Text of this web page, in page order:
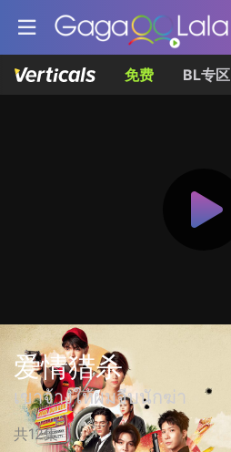
免费 BL专区
爱情猎杀
เขาจ้างให้ผมจีบนักฆ่า
共12集